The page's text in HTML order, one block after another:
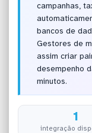
campanhas,
bancos de
Gestores de
assim criar
desempenho
minutos.
1
integração